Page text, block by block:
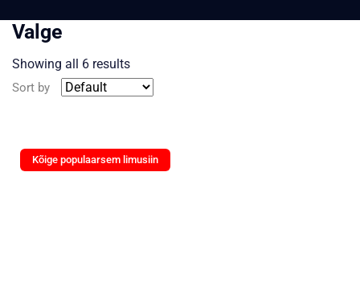
Valge
Showing all 6 results
Sort by
Kõige populaarsem limusiin